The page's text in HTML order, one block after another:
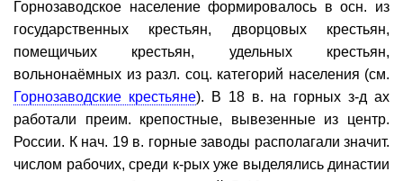
Горнозаводское население формировалось в осн. из
государственных крестьян, дворцовых крестьян,
помещичьих крестьян, удельных крестьян,
вольнонаёмных из разл. соц. категорий населения (см.
Горнозаводские крестьяне). В 18 в. на горных з-д ах
работали преим. крепостные, вывезенные из центр.
России. К нач. 19 в. горные заводы располагали значит.
числом рабочих, среди к-рых уже выделялись династии